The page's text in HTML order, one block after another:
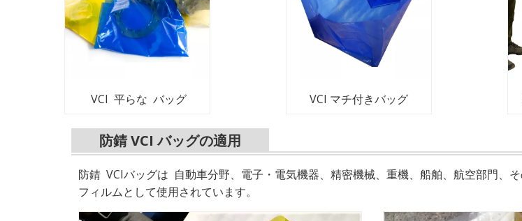
VCI 平らな バッグ VCI マチ付きバッグ
防錆 VCI バッグの適用
防錆 VCIバッグは
自動車分野、電子・電気機器、精密機械、重機、船舶、航空部門、
フィルムとして使用されています。